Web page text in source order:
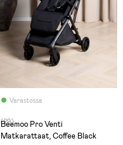
Varastossa
(29)
Beemoo Pro Venti
Matkarattaat, Coffee Black